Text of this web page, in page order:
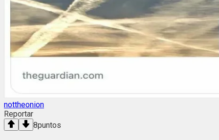
nottheonion
Reportar
8puntos